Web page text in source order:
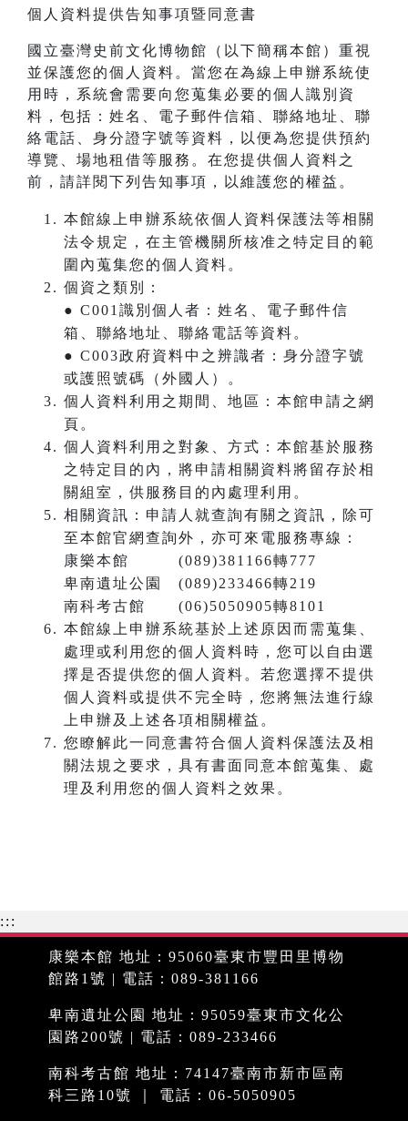
個人資料提供告知事項暨同意書
國立臺灣史前文化博物館（以下簡稱本館）重視
並保護您的個人資料。當您在為線上申辦系統使
用時，系統會需要向您蒐集必要的個人識別資
料，包括：姓名、電子郵件信箱、聯絡地址、聯
絡電話、身分證字號等資料，以便為您提供預約
導覽、場地租借等服務。在您提供個人資料之
前，請詳閱下列告知事項，以維護您的權益。
本館線上申辦系統依個人資料保護法等相關
法令規定，在主管機關所核准之特定目的範
圍內蒐集您的個人資料。
個資之類別：
● C001識別個人者：姓名、電子郵件信
箱、聯絡地址、聯絡電話等資料。
● C003政府資料中之辨識者：身分證字號
或護照號碼（外國人）。
個人資料利用之期間、地區：本館申請之網
頁。
個人資料利用之對象、方式：本館基於服務
之特定目的內，將申請相關資料將留存於相
關組室，供服務目的內處理利用。
相關資訊：申請人就查詢有關之資訊，除可
至本館官網查詢外，亦可來電服務專線：
康樂本館 (089)381166轉777
卑南遺址公園 (089)233466轉219
南科考古館 (06)5050905轉8101
本館線上申辦系統基於上述原因而需蒐集、
處理或利用您的個人資料時，您可以自由選
擇是否提供您的個人資料。若您選擇不提供
個人資料或提供不完全時，您將無法進行線
上申辦及上述各項相關權益。
您瞭解此一同意書符合個人資料保護法及相
關法規之要求，具有書面同意本館蒐集、處
理及利用您的個人資料之效果。
:::
康樂本館 地址：95060臺東市豐田里博物
館路1號 | 電話：089-381166
卑南遺址公園 地址：95059臺東市文化公
園路200號 | 電話：089-233466
南科考古館 地址：74147臺南市新市區南
科三路10號 ｜ 電話：06-5050905